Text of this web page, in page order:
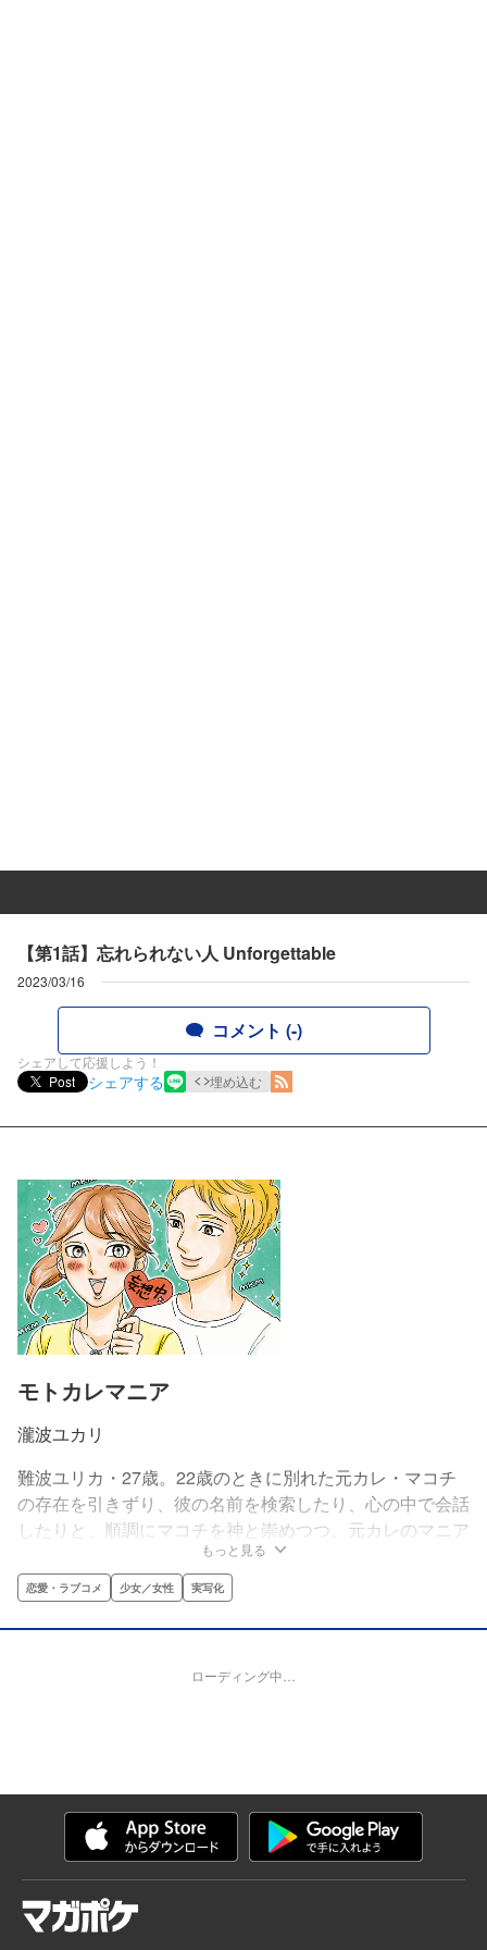
【第1話】忘れられない人 Unforgettable
2023/03/16
コメント (-)
シェアして応援しよう！
Post
シェアする 埋め込む
モトカレマニア
瀧波ユカリ
難波ユリカ・27歳。22歳のときに別れた元カレ・マコチ
の存在を引きずり、彼の名前を検索したり、心の中で会話
したりと、順調にマコチを神と崇めつつ、元カレのマニア
としての日々を過ごしていた。ところが心機一転、新たに
働くことになった不動産店には、愉快なメンバーとあの人
がいて…!?
もっと見る
恋愛・ラブコメ 少女／女性 実写化
ローディング中…